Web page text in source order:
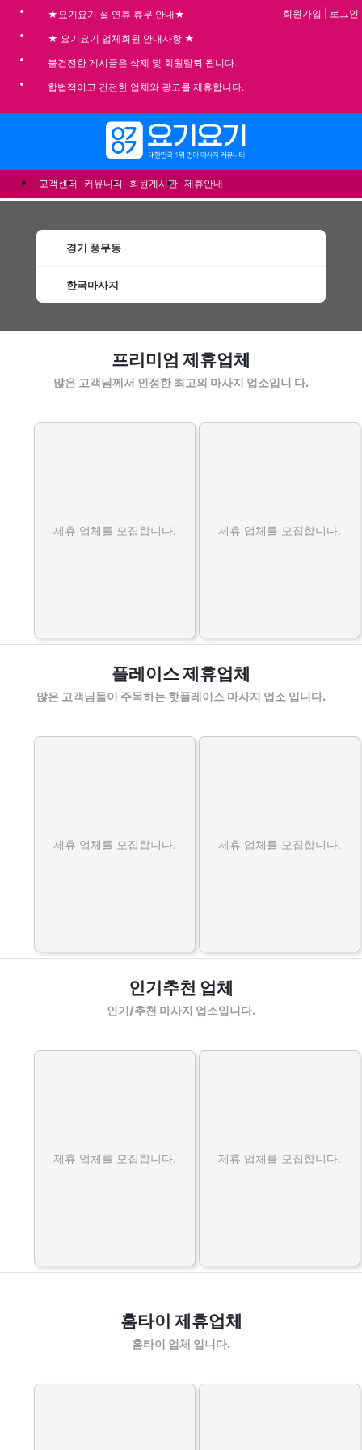
★요기요기 설 연휴 휴무 안내★
★ 요기요기 업체회원 안내사항 ★
불건전한 게시글은 삭제 및 회원탈퇴 됩니다.
합법적이고 건전한 업체와 광고를 제휴합니다.
회원가입 로그인
고객센터 커뮤니티 회원게시판 제휴안내
경기 풍무동
한국마사지
프리미엄 제휴업체
많은 고객님께서 인정한 최고의 마사지 업소입니 다.
제휴 업체를 모집합니다. 제휴 업체를 모집합니다.
플레이스 제휴업체
많은 고객님들이 주목하는 핫플레이스 마사지 업소 입니다.
제휴 업체를 모집합니다. 제휴 업체를 모집합니다.
인기추천 업체
인기/추천 마사지 업소입니다.
제휴 업체를 모집합니다. 제휴 업체를 모집합니다.
홈타이 제휴업체
홈타이 업체 입니다.